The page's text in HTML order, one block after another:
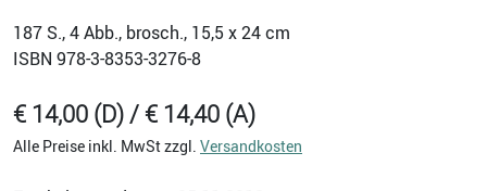
187 S., 4 Abb., brosch., 15,5 x 24 cm
ISBN 978-3-8353-3276-8
€ 14,00 (D) / € 14,40 (A)
Alle Preise inkl. MwSt zzgl. Versandkosten